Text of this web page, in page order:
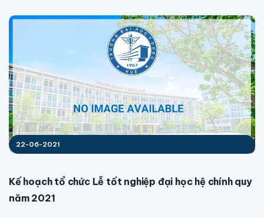
22-06-2021
Kế hoạch tổ chức Lễ tốt nghiệp đại học hệ chính quy
năm 2021